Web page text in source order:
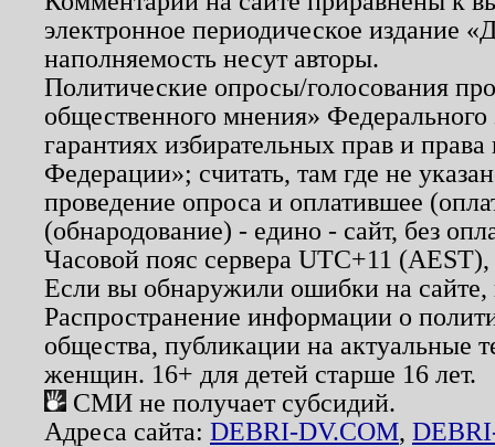
электронное периодическое издание
наполняемость несут авторы.
Политические опросы/голосования
общественного мнения»
гарантиях избирательных прав и
Федерации»; считать, там где не
проведение опроса и оплатившее
(обнародование) - едино - сайт, без
Часовой пояс сервера UTC+11
Если вы обнаружили ошибки на
Распространение информации о
общества, публикации на актуальные
женщин. 16+ для детей старше 16 лет.
СМИ не получает субсидий.
Адреса сайта: DEBRI-DV.COM,